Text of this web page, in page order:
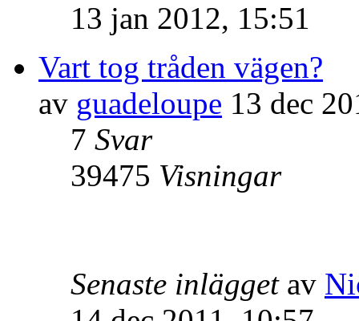
13 jan 2012, 15:51
Vart tog tråden vägen?
av guadeloupe 13 dec
7 Svar
39475 Visningar
Senaste inlägget av